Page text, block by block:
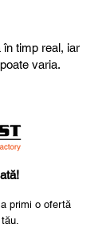
timp real, iar
varia.
primi o ofertă